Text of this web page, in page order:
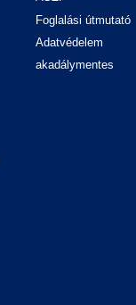
Foglalási útmutató
Adatvédelem
akadálymentes